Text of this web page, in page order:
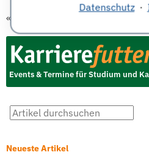
Datenschutz·
«
Events & Termine für Studium und
Neueste Artikel